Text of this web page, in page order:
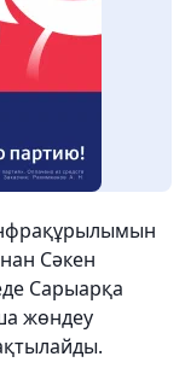
Сәкен
Сарыарқа
жөндеу